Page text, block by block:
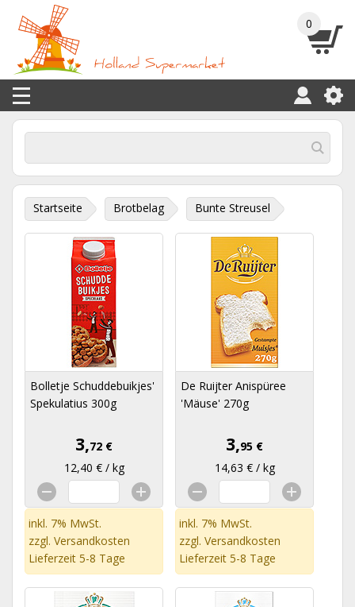
0
Startseite Brotbelag Bunte Streusel
Bolletje Schuddebuikjes'
Spekulatius 300g
3,72 €
12,40 € / kg
inkl. 7% MwSt.
zzgl. Versandkosten
Lieferzeit 5-8 Tage
De Ruijter Anispüree
'Mäuse' 270g
3,95 €
14,63 € / kg
inkl. 7% MwSt.
zzgl. Versandkosten
Lieferzeit 5-8 Tage